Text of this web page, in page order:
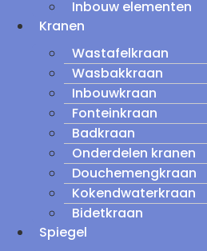
Inbouw elementen
Kranen
Wastafelkraan
Wasbakkraan
Inbouwkraan
Fonteinkraan
Badkraan
Onderdelen kranen
Douchemengkraan
Kokendwaterkraan
Bidetkraan
Spiegel